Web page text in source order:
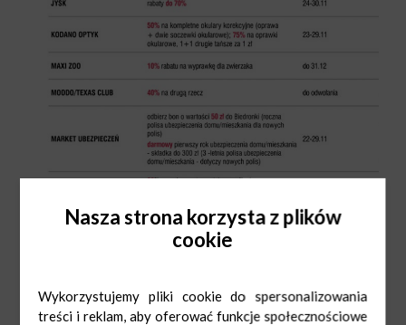
Nasza strona korzysta z plików
cookie
Wykorzystujemy pliki cookie do spersonalizowania
treści i reklam, aby oferować funkcje społecznościowe